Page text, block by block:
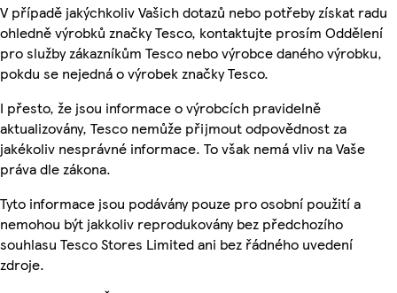
V případě jakýchkoliv Vašich dotazů nebo potřeby získat radu
ohledně výrobků značky Tesco, kontaktujte prosím Oddělení
pro služby zákazníkům Tesco nebo výrobce daného výrobku,
pokdu se nejedná o výrobek značky Tesco.
I přesto, že jsou informace o výrobcích pravidelně
aktualizovány, Tesco nemůže přijmout odpovědnost za
jakékoliv nesprávné informace. To však nemá vliv na Vaše
práva dle zákona.
Tyto informace jsou podávány pouze pro osobní použití a
nemohou být jakkoliv reprodukovány bez předchozího
souhlasu Tesco Stores Limited ani bez řádného uvedení
zdroje.